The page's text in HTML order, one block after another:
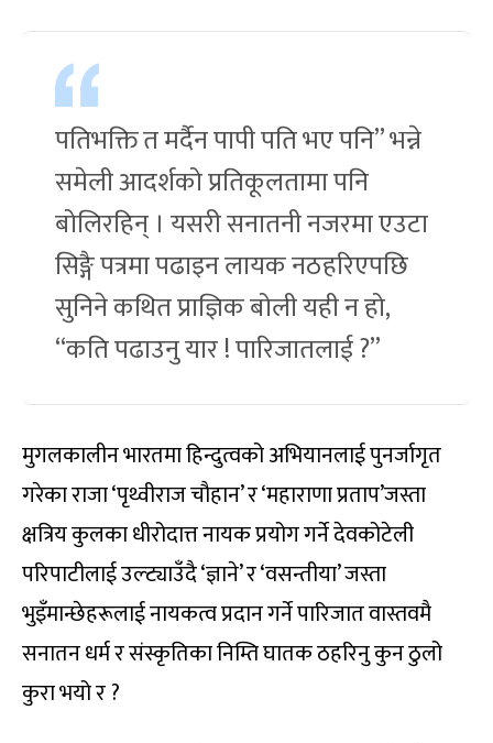
पतिभक्ति त मर्दैन पापी पति भए पनि” भन्ने
समेली आदर्शको प्रतिकूलतामा पनि
बोलिरहिन् । यसरी सनातनी नजरमा एउटा
सिङ्गै पत्रमा पढाइन लायक नठहरिएपछि
सुनिने कथित प्राज्ञिक बोली यही न हो,
“कति पढाउनु यार ! पारिजातलाई ?”
मुगलकालीन भारतमा हिन्दुत्वको अभियानलाई पुनर्जागृत
गरेका राजा ‘पृथ्वीराज चौहान’ र ‘महाराणा प्रताप’जस्ता
क्षत्रिय कुलका धीरोदात्त नायक प्रयोग गर्ने देवकोटेली
परिपाटीलाई उल्ट्याउँदै ‘ज्ञाने’ र ‘वसन्तीया’ जस्ता
भुइँमान्छेहरूलाई नायकत्व प्रदान गर्ने पारिजात वास्तवमै
सनातन धर्म र संस्कृतिका निम्ति घातक ठहरिनु कुन ठुलो
कुरा भयो र ?